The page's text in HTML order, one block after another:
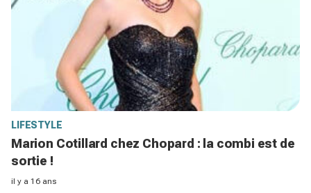
LIFESTYLE
Marion Cotillard chez Chopard : la combi est de
sortie !
il y a 16 ans